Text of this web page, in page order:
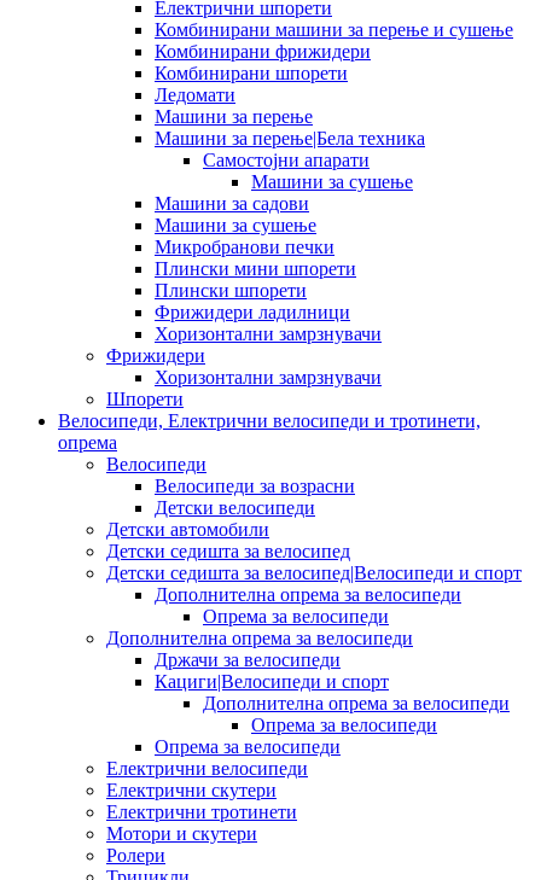
Електрични шпорети
Комбинирани машини за перење и сушење
Комбинирани фрижидери
Комбинирани шпорети
Ледомати
Машини за перење
Машини за перење|Бела техника
Самостојни апарати
Машини за сушење
Машини за садови
Машини за сушење
Микробранови печки
Плински мини шпорети
Плински шпорети
Фрижидери ладилници
Хоризонтални замрзнувачи
Фрижидери
Хоризонтални замрзнувачи
Шпорети
Велосипеди, Електрични велосипеди и тротинети,
опрема
Велосипеди
Велосипеди за возрасни
Детски велосипеди
Детски автомобили
Детски седишта за велосипед
Детски седишта за велосипед|Велосипеди и спорт
Дополнителна опрема за велосипеди
Опрема за велосипеди
Дополнителна опрема за велосипеди
Држачи за велосипеди
Кациги|Велосипеди и спорт
Дополнителна опрема за велосипеди
Опрема за велосипеди
Опрема за велосипеди
Електрични велосипеди
Електрични скутери
Електрични тротинети
Мотори и скутери
Ролери